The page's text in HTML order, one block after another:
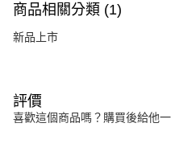
商品相關分類 (1)
新品上市
評價
喜歡這個商品嗎？購買後給他